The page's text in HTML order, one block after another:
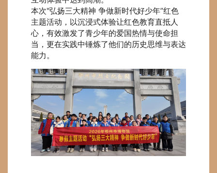
本次"弘扬三大精神 争做新时代好少年”红色
主题活动，以沉浸式体验让红色教育直抵人
心，有效激发了青少年的爱国热情与使命担
当，更在实践中锤炼了他们的历史思维与表达
能力。